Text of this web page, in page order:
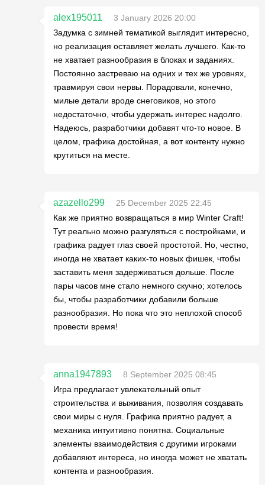
alex195011
3 January 2026 20:00
Задумка с зимней тематикой выглядит интересно,
но реализация оставляет желать лучшего. Как-то
не хватает разнообразия в блоках и заданиях.
Постоянно застреваю на одних и тех же уровнях,
травмируя свои нервы. Порадовали, конечно,
милые детали вроде снеговиков, но этого
недостаточно, чтобы удержать интерес надолго.
Надеюсь, разработчики добавят что-то новое. В
целом, графика достойная, а вот контенту нужно
крутиться на месте.
azazello299
25 December 2025 22:45
Как же приятно возвращаться в мир Winter Craft!
Тут реально можно разгуляться с постройками, и
графика радует глаз своей простотой. Но, честно,
иногда не хватает каких-то новых фишек, чтобы
заставить меня задерживаться дольше. После
пары часов мне стало немного скучно; хотелось
бы, чтобы разработчики добавили больше
разнообразия. Но пока что это неплохой способ
провести время!
anna1947893
8 September 2025 08:45
Игра предлагает увлекательный опыт
строительства и выживания, позволяя создавать
свои миры с нуля. Графика приятно радует, а
механика интуитивно понятна. Социальные
элементы взаимодействия с другими игроками
добавляют интереса, но иногда может не хватать
контента и разнообразия.